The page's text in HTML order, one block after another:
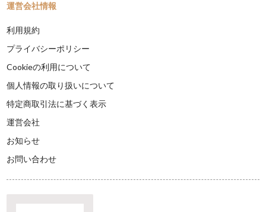
運営会社情報
利用規約
プライバシーポリシー
Cookieの利用について
個人情報の取り扱いについて
特定商取引法に基づく表示
運営会社
お知らせ
お問い合わせ